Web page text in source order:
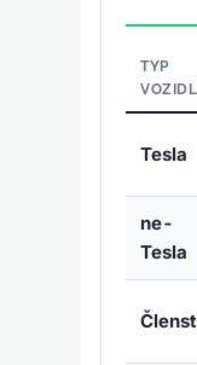
TYP
Tesla
ne-
Tesla